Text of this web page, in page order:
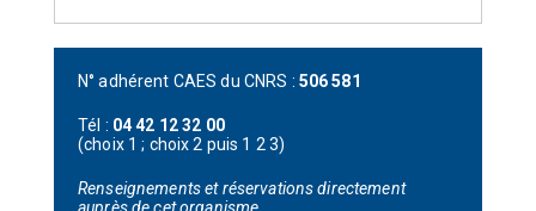
N° adhérent CAES du CNRS : 506 581
Tél : 04 42 12 32 00
(choix 1 ; choix 2 puis 1 2 3)
Renseignements et réservations directement